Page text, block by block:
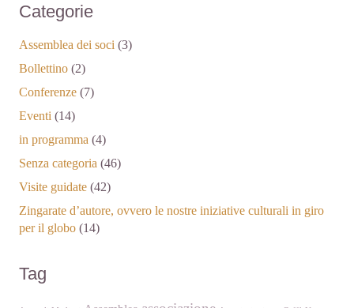
Categorie
Assemblea dei soci (3)
Bollettino (2)
Conferenze (7)
Eventi (14)
in programma (4)
Senza categoria (46)
Visite guidate (42)
Zingarate d’autore, ovvero le nostre iniziative culturali in giro
per il globo (14)
Tag